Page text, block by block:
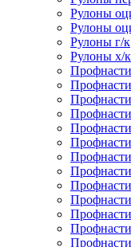
Рулоны
Рулоны
Рулоны г/к
Рулоны х/к